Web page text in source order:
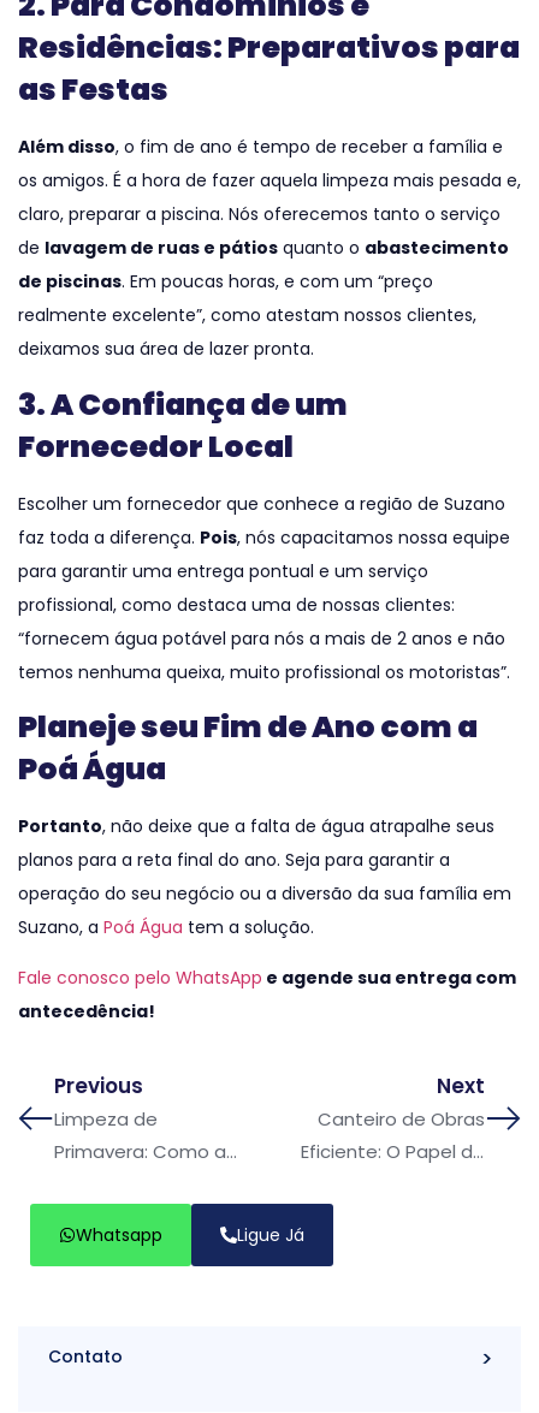
Residências: Preparativos para
as Festas
Além disso, o fim de ano é tempo de receber a família e
os amigos. É a hora de fazer aquela limpeza mais pesada e,
claro, preparar a piscina. Nós oferecemos tanto o serviço
de lavagem de ruas e pátios quanto o abastecimento
de piscinas. Em poucas horas, e com um “preço
realmente excelente”, como atestam nossos clientes,
deixamos sua área de lazer pronta.
3. A Confiança de um
Fornecedor Local
Escolher um fornecedor que conhece a região de Suzano
faz toda a diferença. Pois, nós capacitamos nossa equipe
para garantir uma entrega pontual e um serviço
profissional, como destaca uma de nossas clientes:
“fornecem água potável para nós a mais de 2 anos e não
temos nenhuma queixa, muito profissional os motoristas”.
Planeje seu Fim de Ano com a
Poá Água
Portanto, não deixe que a falta de água atrapalhe seus
planos para a reta final do ano. Seja para garantir a
operação do seu negócio ou a diversão da sua família em
Suzano, a Poá Água tem a solução.
Fale conosco pelo WhatsApp e agende sua entrega com
antecedência!
Previous
Limpeza de
Primavera: Como a
Renova seu
Next
Canteiro de Obras
Eficiente: O Papel do
Whatsapp Ligue Já
Contato